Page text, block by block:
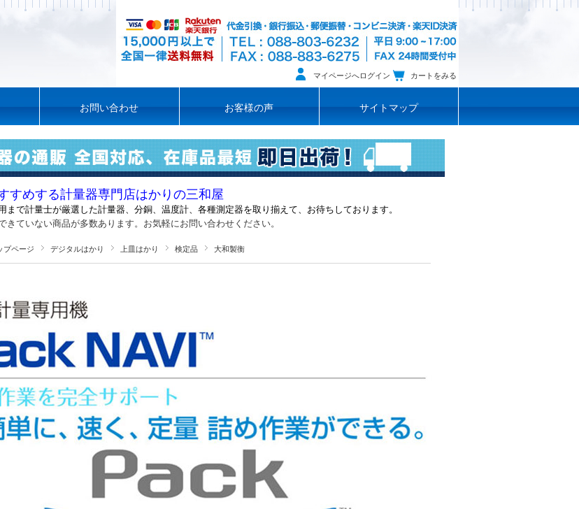
マイページへログイン カートをみる
お問い合わせ お客様の声 サイトマップ
すめする計量器専門店はかりの三和屋
まで計量士が厳選した計量器、 分銅、温度計、各種測定器を取り揃えて、お待ちしております。
きていない商品が多数あります。お気軽にお問い合わせください。
プページ デジタルはかり 上皿はかり 検定品 大和製衡